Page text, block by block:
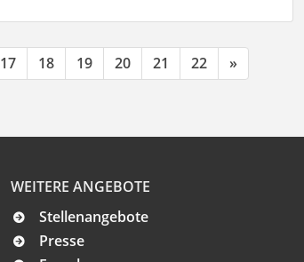
17 18 19 20 21 22 »
WEITERE ANGEBOTE
Stellenangebote
Presse